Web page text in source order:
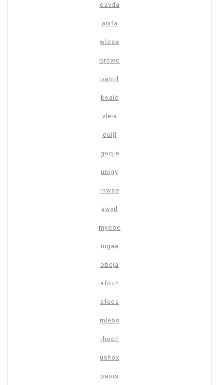
oavda
aixfa
wlose
browc
pamrl
koaic
vleia
ouijl
goqie
unigy
inwae
awvil
myobe
nigae
obeja
afouh
sfeoa
mlebs
rhooh
ushox
oaois